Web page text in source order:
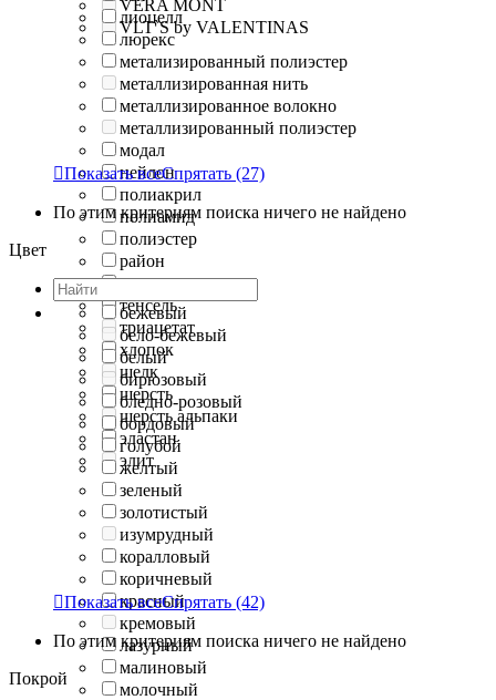
VERA MONT
VLT`S by VALENTINAS
лиоцелл
люрекс
метализированный полиэстер
металлизированная нить
металлизированное волокно
металлизированный полиэстер
модал
нейлон
полиакрил
полиамид
полиэстер
район
рами
тенсель
триацетат
хлопок
шелк
шерсть
шерсть альпаки
эластан
элит
Показать всеСпрятать (27)
По этим критериям поиска ничего не найдено
Цвет
бежевый
бело-бежевый
белый
бирюзовый
бледно-розовый
бордовый
голубой
желтый
зеленый
золотистый
изумрудный
коралловый
коричневый
красный
кремовый
лазурный
малиновый
молочный
Показать всеСпрятать (42)
По этим критериям поиска ничего не найдено
Покрой